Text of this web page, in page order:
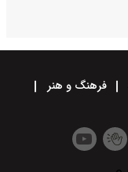
فرهنگ و هنر